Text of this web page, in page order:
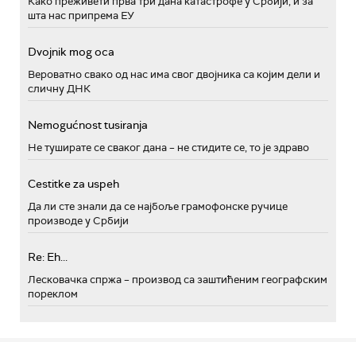
шта нас припрема ЕУ
Dvojnik mog oca
Вероватно свако од нас има свог двојника са којим дели и
сличну ДНК
Nemogućnost tusiranja
Не туширате се сваког дана – не стидите се, то је здраво
Cestitke za uspeh
Да ли сте знали да се најбоље грамофонске ручице
производе у Србији
Re: Eh...
Лесковачка спржа – производ са заштићеним географским
пореклом